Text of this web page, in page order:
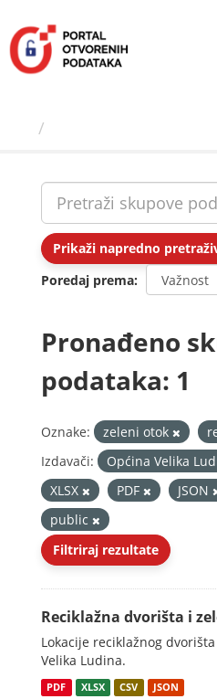
sadržaj
Prikaži napredno
Poredaj prema
Pronađeno
podataka: 1
Oznake: zeleni otok
Izdavači:
Općina Velika
XLSX
PDF JSON
public
Filtriraj rezultate
Reciklažna dvorišta i
Lokacije reciklažnog
Velika Ludina.
PDF XLSX CSV JSON